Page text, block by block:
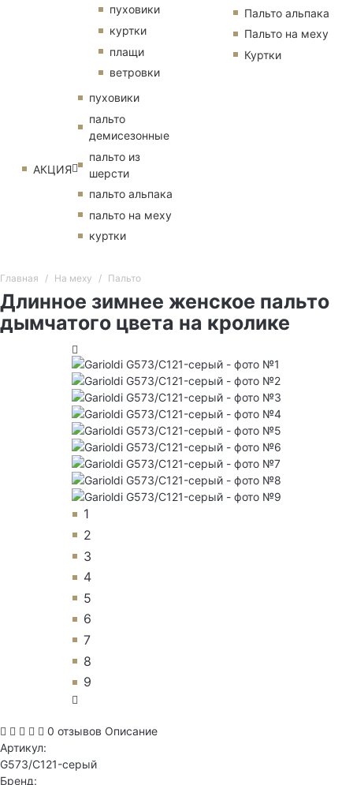
пуховики
куртки
плащи
ветровки
АКЦИЯ
пуховики
пальто
демисезонные
пальто из
шерсти
пальто альпака
пальто на меху
куртки
Пальто альпака
Пальто на меху
Куртки
Главная На меху Пальто
Длинное зимнее женское пальто
дымчатого цвета на кролике
1
2
3
4
5
6
7
8
9
0 отзывов Описание
Артикул:
G573/C121-серый
Бренд: